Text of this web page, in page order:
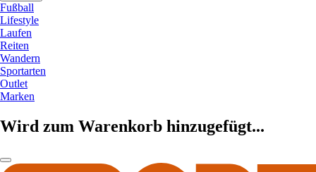
Fußball
Lifestyle
Laufen
Reiten
Wandern
Sportarten
Outlet
Marken
Wird zum Warenkorb hinzugefügt...